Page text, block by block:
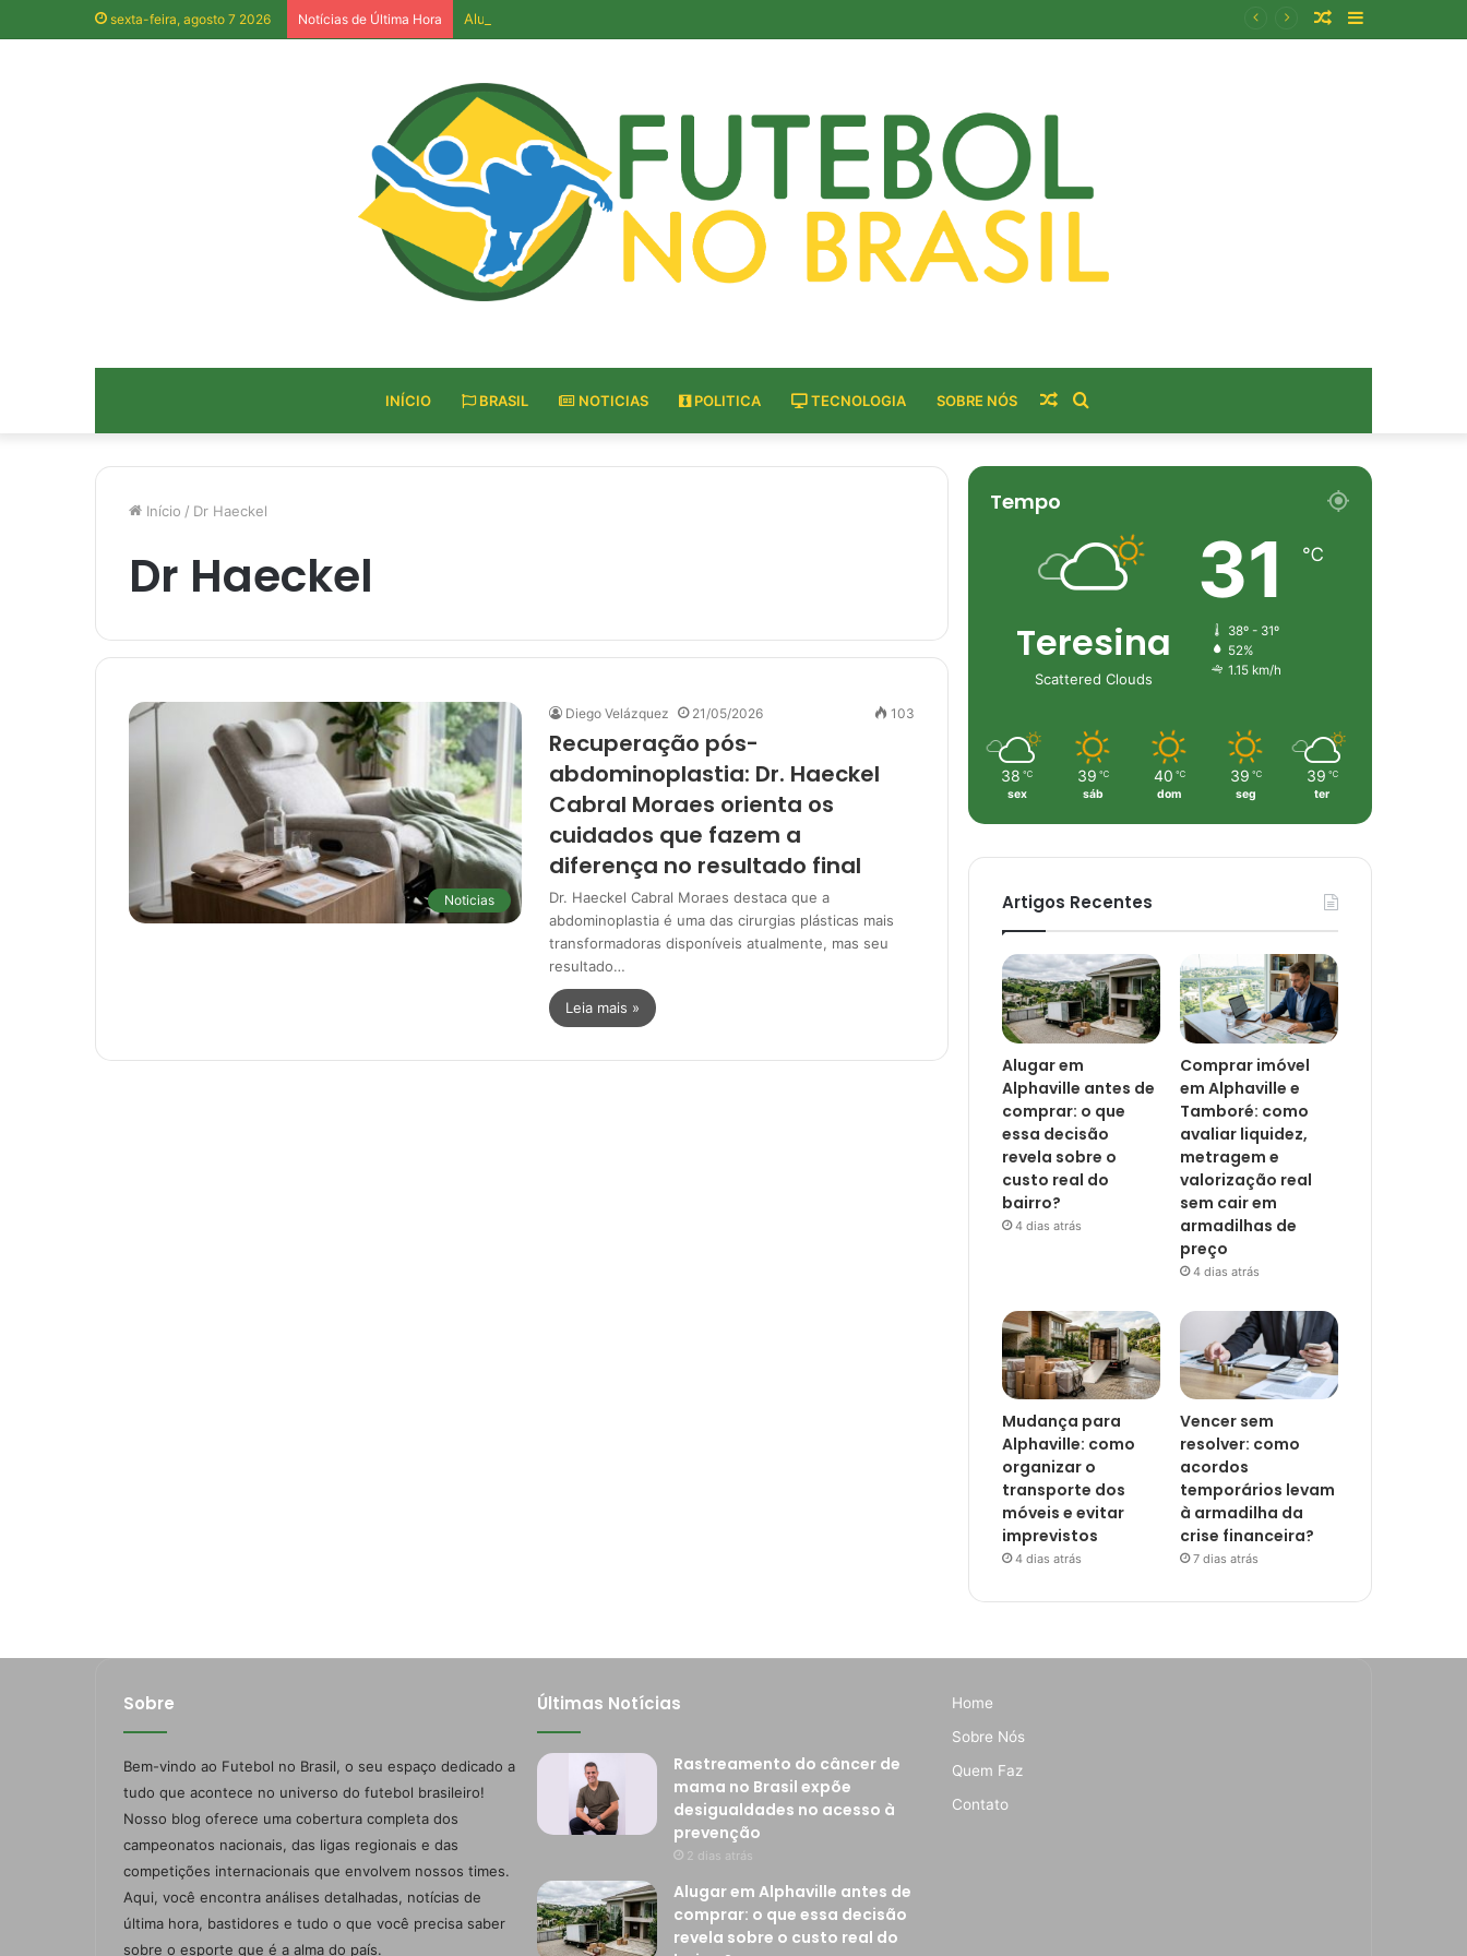
sexta-feira, agosto 7 2026 Notícias de Última Hora Alugar em Alphaville antes de comprar: o que essa decisão revela sobre o custo real do bairro?
Artigo
INÍCIO BRASIL NOTICIAS POLITICA TECNOLOGIA SOBRE NÓS
por
Artigo
aleatório
Início / Dr Haeckel
Dr Haeckel
Noticias
Diego Velázquez 21/05/2026 103
Recuperação pós-
abdominoplastia: Dr. Haeckel
Cabral Moraes orienta os
cuidados que fazem a
diferença no resultado final
Dr. Haeckel Cabral Moraes destaca que a
abdominoplastia é uma das cirurgias plásticas mais
transformadoras disponíveis atualmente, mas seu
resultado…
Leia mais »
Tempo
Teresina
Scattered Clouds
31 ℃
38º - 31º
52%
1.15 km/h
38 ℃
sex
39 ℃
sáb
40 ℃
dom
39 ℃
seg
39 ℃
ter
Artigos Recentes
Alugar em
Alphaville antes de
comprar: o que
essa decisão
revela sobre o
custo real do
bairro?
4 dias atrás
Comprar imóvel
em Alphaville e
Tamboré: como
avaliar liquidez,
metragem e
valorização real
sem cair em
armadilhas de
preço
4 dias atrás
Mudança para
Alphaville: como
organizar o
transporte dos
móveis e evitar
imprevistos
4 dias atrás
Vencer sem
resolver: como
acordos
temporários levam
à armadilha da
crise financeira?
7 dias atrás
Sobre
Bem-vindo ao Futebol no Brasil, o seu espaço dedicado a
tudo que acontece no universo do futebol brasileiro!
Nosso blog oferece uma cobertura completa dos
campeonatos nacionais, das ligas regionais e das
competições internacionais que envolvem nossos times.
Aqui, você encontra análises detalhadas, notícias de
última hora, bastidores e tudo o que você precisa saber
sobre o esporte que é a alma do país.
Últimas Notícias
Rastreamento do câncer de
mama no Brasil expõe
desigualdades no acesso à
prevenção
2 dias atrás
Alugar em Alphaville antes de
comprar: o que essa decisão
revela sobre o custo real do
Home
Sobre Nós
Quem Faz
Contato